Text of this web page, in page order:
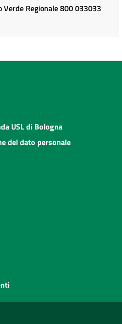
Verde Regionale 800 033033
USL di Bologna
del dato personale